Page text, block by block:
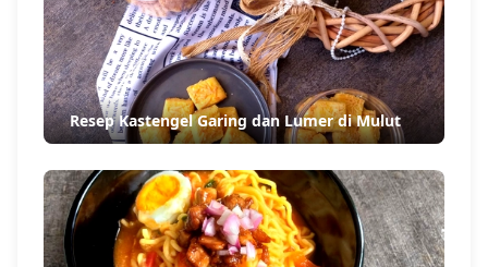
Resep Kastengel Garing dan Lumer di Mulut